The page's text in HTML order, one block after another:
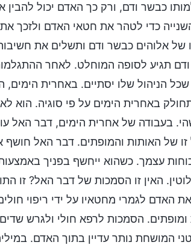
כבשר ודם, ורק כך האדם יכול להבין
כדי לטהר את חטאי האדם ולזכך
של אלוהים כבשר ודם ותשלים את
תגיע לסופה המוחלט. לאחר
הניהול שלו יסתיים. באחרית הימים,
באחרית הימים על פי סוגיה. הוא
בעבודה של אחרית הימים, דבר האל
של האותות והמופתים. דבר האל
עצמך. כשהוא ייחשף בפניך
האין זו הסמכות של דבר האל? זו
לגמרי מחטאיו על ידי ריפוי
הסמכות לרפא חולי ולגרש
המושחת נותר עדיין בתוך האדם.